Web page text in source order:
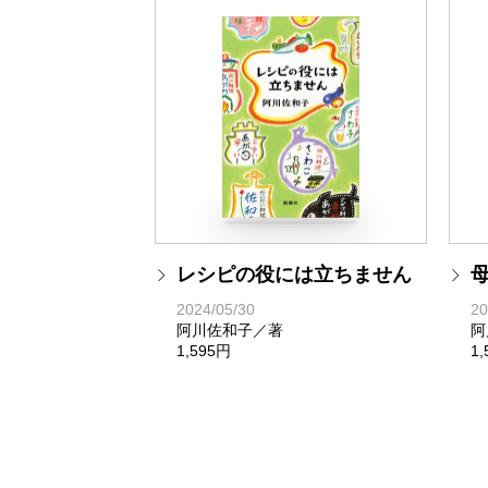
レシピの役には立ちません
2024/05/30
阿川佐和子／著
1,595円